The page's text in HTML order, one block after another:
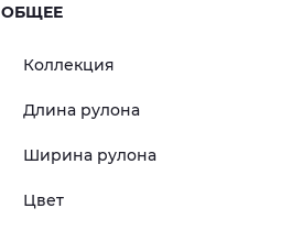
ОБЩЕЕ
Коллекция
Длина рулона
Ширина рулона
Цвет